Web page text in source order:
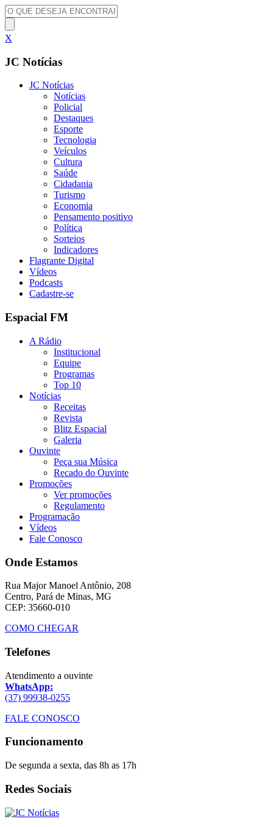
X
JC Notícias
JC Notícias
Notícias
Policial
Destaques
Esporte
Tecnologia
Veículos
Cultura
Saúde
Cidadania
Turismo
Economia
Pensamento positivo
Política
Sorteios
Indicadores
Flagrante Digital
Vídeos
Podcasts
Cadastre-se
Espacial FM
A Rádio
Institucional
Equipe
Programas
Top 10
Notícias
Receitas
Revista
Blitz Espacial
Galeria
Ouvinte
Peça sua Música
Recado do Ouvinte
Promoções
Ver promoções
Regulamento
Programação
Vídeos
Fale Conosco
Onde Estamos
Rua Major Manoel Antônio, 208
Centro, Pará de Minas, MG
CEP: 35660-010
COMO CHEGAR
Telefones
Atendimento a ouvinte
WhatsApp:
(37) 99938-0255
FALE CONOSCO
Funcionamento
De segunda a sexta, das 8h as 17h
Redes Sociais